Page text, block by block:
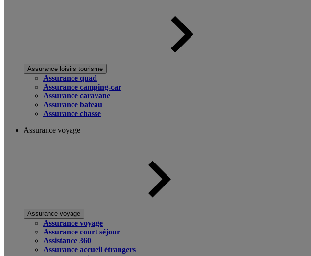
Assurance loisirs tourisme
Assurance quad
Assurance camping-car
Assurance caravane
Assurance bateau
Assurance chasse
Assurance voyage
Assurance voyage
Assurance voyage
Assurance court séjour
Assistance 360
Assurance accueil étrangers